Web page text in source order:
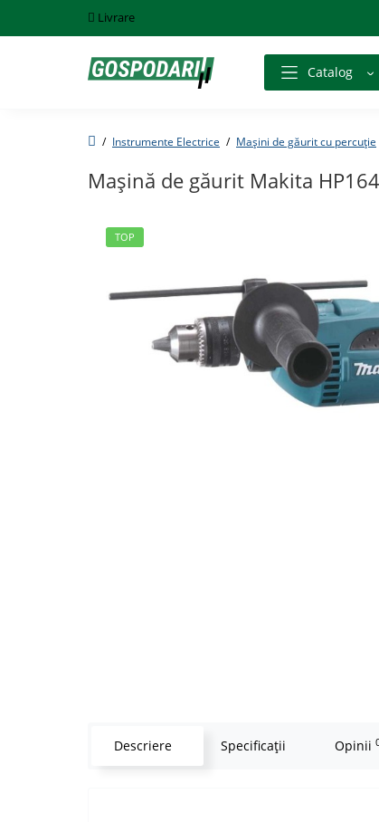
Livrare
Catalog
Instrumente Electrice Maşini de găurit cu percuţie
Maşină de găurit Makita
TOP
Descriere Specificaţii Opinii